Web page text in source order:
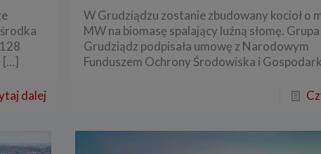
[…]
dalej
W Grudziądzu zostanie zbudowany kocioł o
MW na biomasę spalający luźną słomę.
Grudziądz podpisała umowę z Narodowym
Funduszem Ochrony Środowiska i